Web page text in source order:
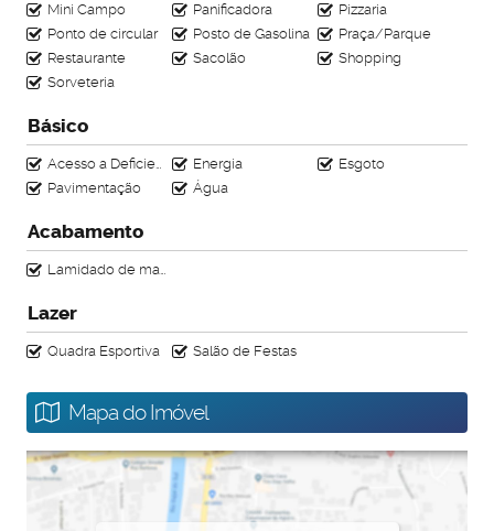
MINHA VIDA!
AGENDE SUA VISITA!
Mini Campo
Panificadora
Pizzaria
Ponto de circular
Posto de Gasolina
Praça/Parque
Restaurante
Sacolão
Shopping
Sorveteria
Básico
Acesso a Deficientes Energia
Esgoto
Pavimentação
Água
Acabamento
Lamidado de madeira
Lazer
Quadra Esportiva Salão de Festas
Mapa do Imóvel